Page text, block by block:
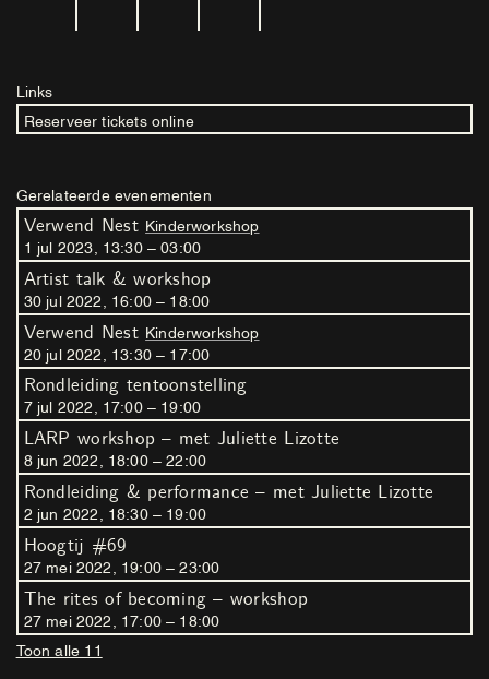
Links
Reserveer tickets online
Gerelateerde evenementen
Verwend Nest Kinderworkshop
1 jul 2023 13 :30–03 :00
Artist talk & workshop
30 jul 2022 16 : 00– 18 :00
Verwend Nest Kinderworkshop
20 jul 2022 13 : 30– 17:00
Rondleiding tentoonstelling
7 jul 2022 17 :00– 19 :00
LARP workshop – met Juliette Lizotte
8 jun 2022 18 :00–22 :00
Rondleiding & performance – met Juliette Lizotte
2 jun 2022 18 :30– 19 :00
Hoogtij #69
27 mei 2022 19: 00–23 :00
The rites of becoming – workshop
27 mei 2022 17: 00– 18 :00
Toon alle 11